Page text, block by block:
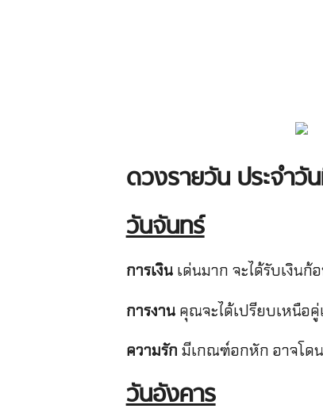
ดวงรายวัน ประจำ
วันจันทร์
การเงิน เด่นมาก จะได้รับเงิน
การงาน คุณจะได้เปรียบเหนื
ความรัก มีเกณฑ์อกหัก อาจโด
วันอังคาร